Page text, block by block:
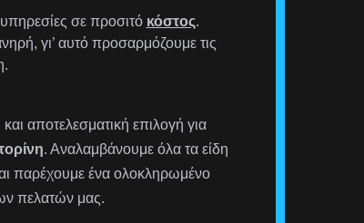
σε προσιτό κόστος.
γι’ αυτό προσαρμόζουμε τις
αποτελεσματική επιλογή για
. Αναλαμβάνουμε όλα τα είδη
παρέχουμε ένα ολοκληρωμένο
πελατών μας.